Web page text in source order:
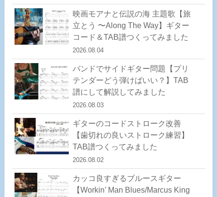
映画モアナと伝説の海 主題歌【旅
立とう 〜Along The Way】ギター
コード＆TAB譜つくってみました
2026.08.04
バンドでサイドギター問題【プリ
テンダーどう弾けばいい？】TAB
譜にして解説してみました
2026.08.03
ギターのコードストローク改善
【歯切れの良いストローク練習】
TAB譜つくってみました
2026.08.02
カッコ良すぎるブルースギター
【Workin’ Man Blues/Marcus King